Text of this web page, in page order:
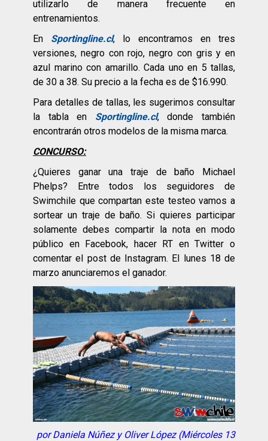
utilizarlo de manera frecuente en
entrenamientos.
En Sportingline.cl, lo encontramos en tres
versiones, negro con rojo, negro con gris y en
azul marino con amarillo. Cada uno en 5 tallas,
de 30 a 38. Su precio a la fecha es de $16.990.
Para detalles de tallas, les sugerimos consultar
la tabla en Sportingline.cl, donde también
encontrarán otros modelos de la misma marca.
CONCURSO:
¿Quieres ganar una traje de baño Michael
Phelps? Entre todos los seguidores de
Swimchile que compartan este testeo vamos a
sortear un traje de baño. Si quieres participar
solamente debes compartir la nota en modo
público en Facebook, hacer RT en Twitter o
comentar el post de Instagram. El lunes 18 de
marzo anunciaremos el ganador.
por Daniela Núñez y Oliver López (Miércoles 13